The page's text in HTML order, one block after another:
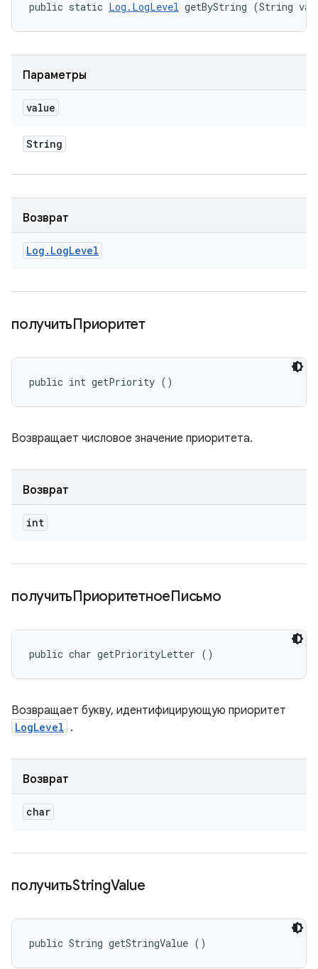
public static Log.LogLevel getByString (String
Параметры
value
String
Возврат
Log . LogLevel
получитьПриоритет
public int getPriority ()
Возвращает числовое значение приоритета.
Возврат
int
получитьПриоритетноеПисьмо
public char getPriorityLetter ()
Возвращает букву, идентифицирующую приоритет
LogLevel .
Возврат
char
получитьStringValue
public String getStringValue ()